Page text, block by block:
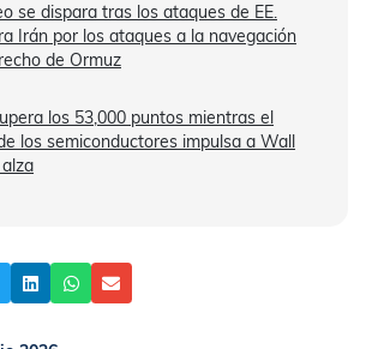
se dispara tras los ataques de EE.
Irán por los ataques a la navegación
de Ormuz
los 53,000 puntos mientras el
los semiconductores impulsa a Wall